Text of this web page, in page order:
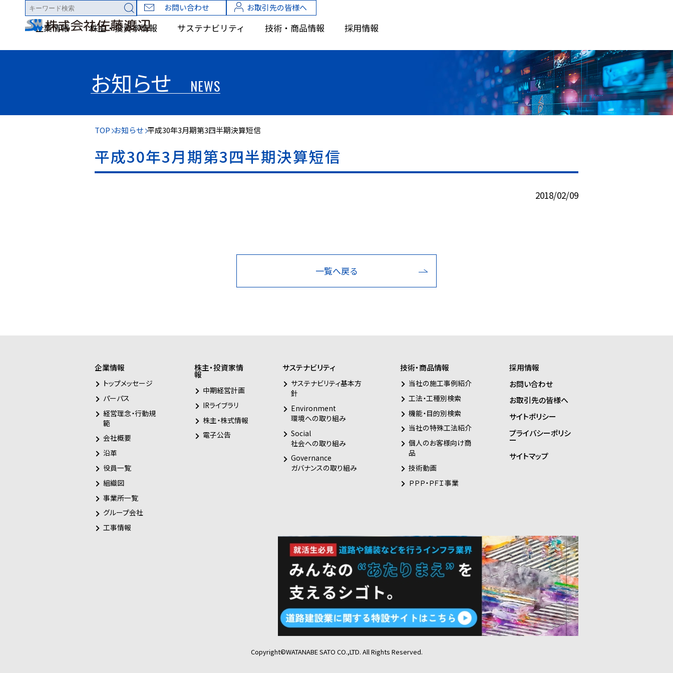
お問い合わせ お取引先の皆様へ
企業情報 株主・投資家情報 サステナビリティ 技術・商品情報 採用情報
お知らせ NEWS
TOP お知らせ 平成30年3月期第3四半期決算短信
平成30年3月期第3四半期決算短信
2018/02/09
一覧へ戻る
企業情報
トップメッセージ
パーパス
経営理念・行動規
範
会社概要
沿革
役員一覧
組織図
事業所一覧
グループ会社
工事情報
株主・投資家情
報
中期経営計画
IRライブラリ
株主・株式情報
電子公告
サステナビリティ
サステナビリティ基本方
針
Environment
環境への取り組み
Social
社会への取り組み
Governance
ガバナンスの取り組み
技術・商品情報
当社の施工事例紹介
工法・工種別検索
機能・目的別検索
当社の特殊工法紹介
個人のお客様向け商
品
技術動画
ＰＰＰ・ＰＦＩ事業
採用情報
お問い合わせ
お取引先の皆様へ
サイトポリシー
プライバシーポリシ
ー
サイトマップ
Copyright©WATANABE SATO CO.,LTD. All Rights Reserved.